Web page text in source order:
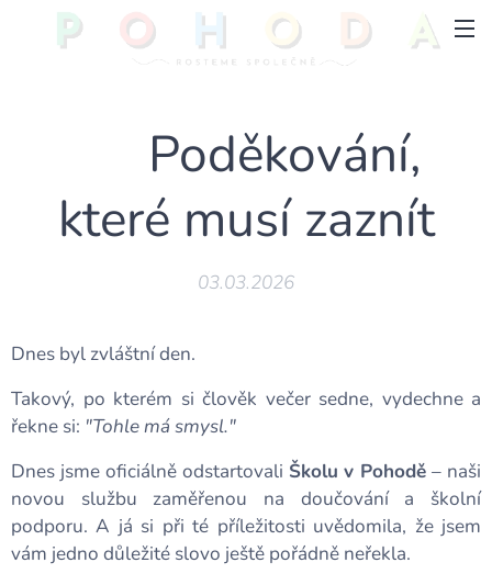
💛 Poděkování,
které musí zaznít
03.03.2026
Dnes byl zvláštní den.
Takový, po kterém si člověk večer sedne, vydechne a
řekne si: "Tohle má smysl."
Dnes jsme oficiálně odstartovali Školu v Pohodě – naši
novou službu zaměřenou na doučování a školní
podporu. A já si při té příležitosti uvědomila, že jsem
vám jedno důležité slovo ještě pořádně neřekla.